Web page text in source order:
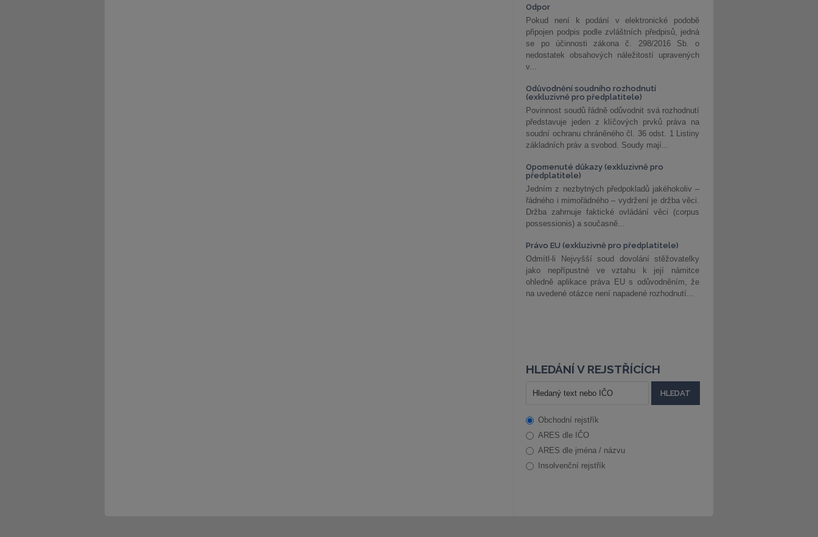
Odpor
Pokud není k podání v elektronické podobě
připojen podpis podle zvláštních předpisů, jedná
se po účinnosti zákona č. 298/2016 Sb. o
nedostatek obsahových náležitostí upravených
v...
Odůvodnění soudního rozhodnutí
(exkluzivně pro předplatitele)
Povinnost soudů řádně odůvodnit svá rozhodnutí
představuje jeden z klíčových prvků práva na
soudní ochranu chráněného čl. 36 odst. 1 Listiny
základních práv a svobod. Soudy mají...
Opomenuté důkazy (exkluzivně pro
předplatitele)
Jedním z nezbytných předpokladů jakéhokoliv –
řádného i mimořádného – vydržení je držba věci.
Držba zahrnuje faktické ovládání věci (corpus
possessionis) a současně...
Právo EU (exkluzivně pro předplatitele)
Odmítl-li Nejvyšší soud dovolání stěžovatelky
jako nepřípustné ve vztahu k její námitce
ohledně aplikace práva EU s odůvodněním, že
na uvedené otázce není napadené rozhodnutí...
HLEDÁNÍ V REJSTŘÍCÍCH
Obchodní rejstřík
ARES dle IČO
ARES dle jména / názvu
Insolvenční rejstřík